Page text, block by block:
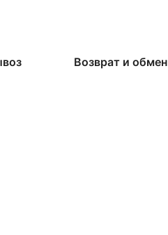
Возврат и обмен